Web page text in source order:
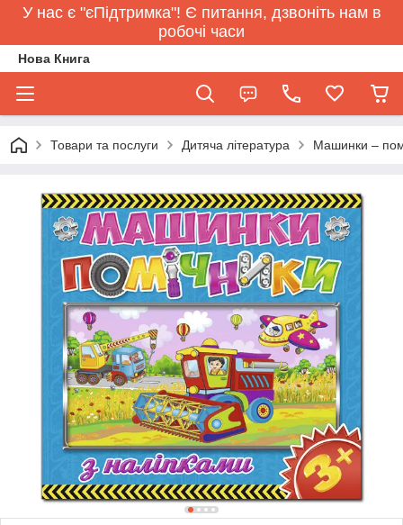
У нас є "єПідтримка"! Є питання, дзвоніть нам в
робочі часи
Нова Книга
Товари та послуги Дитяча література Машинки –